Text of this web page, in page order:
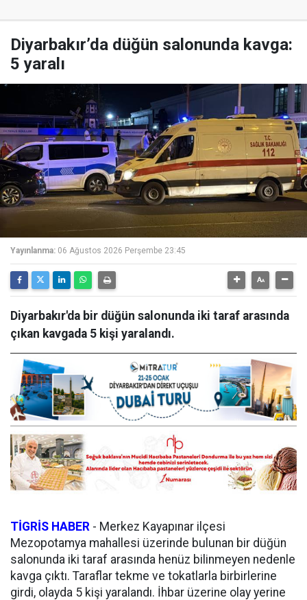
Diyarbakır’da düğün salonunda kavga:
5 yaralı
Yayınlanma: 06 Ağustos 2026 Perşembe 23:45
Diyarbakır'da bir düğün salonunda iki taraf arasında
çıkan kavgada 5 kişi yaralandı.
TİGRİS HABER - Merkez Kayapınar ilçesi
Mezopotamya mahallesi üzerinde bulunan bir düğün
salonunda iki taraf arasında henüz bilinmeyen nedenle
kavga çıktı. Taraflar tekme ve tokatlarla birbirlerine
girdi, olayda 5 kişi yaralandı. İhbar üzerine olay yerine